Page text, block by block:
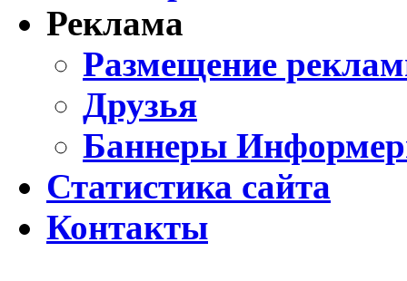
Реклама
Размещение
Друзья
Баннеры
Статистика сайта
Контакты